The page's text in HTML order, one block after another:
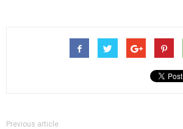
Previous article